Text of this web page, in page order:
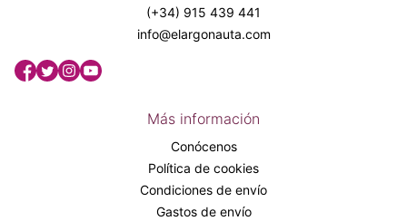
(+34) 915 439 441
info@elargonauta.com
Más información
Conócenos
Política de cookies
Condiciones de envío
Gastos de envío